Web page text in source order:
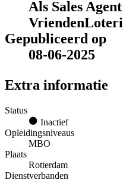
Als Sales
Gepubliceerd op
08-06-2025
Extra informatie
Status
Inactief
Opleidingsniveaus
MBO
Plaats
Rotterdam
Dienstverbanden